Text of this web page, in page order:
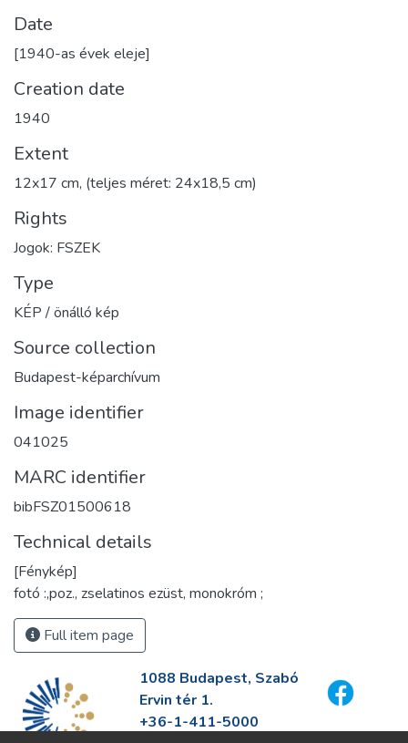
Date
[1940-as évek eleje]
Creation date
1940
Extent
12x17 cm, (teljes méret: 24x18,5 cm)
Rights
Jogok: FSZEK
Type
KÉP / önálló kép
Source collection
Budapest-képarchívum
Image identifier
041025
MARC identifier
bibFSZ01500618
Technical details
[Fénykép]
fotó :,poz., zselatinos ezüst, monokróm ;
Full item page
1088 Budapest, Szabó
Ervin tér 1.
+36-1-411-5000